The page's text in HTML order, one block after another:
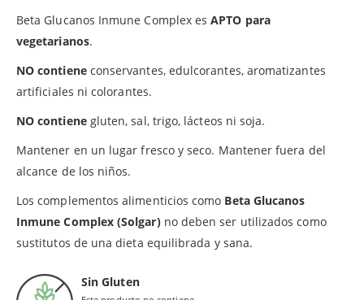
Beta Glucanos Inmune Complex esAPTO para
vegetarianos.
NO contieneconservantes, edulcorantes, aromatizantes
artificiales ni colorantes.
NO contienegluten, sal, trigo, lácteos ni soja.
Mantener en un lugar fresco y seco. Mantener fuera del
alcance de los niños.
Los complementos alimenticios como Beta Glucanos
Inmune Complex (Solgar)no deben ser utilizados como
sustitutos de una dieta equilibrada y sana.
Sin Gluten